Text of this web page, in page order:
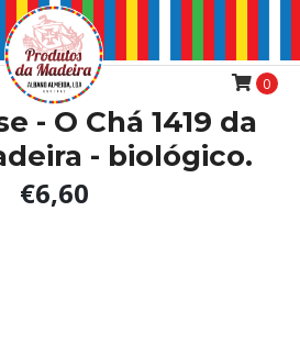
0
- O Chá 1419 da
- biológico.
€6,60